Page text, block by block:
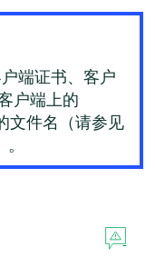
端证书、客户
户端上的
文件名（请参见
。